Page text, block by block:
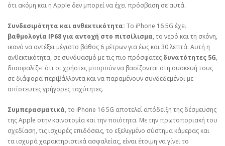
ότι ακόμη και η Apple δεν μπορεί να έχει πρόσβαση σε αυτά.
Συνδεσιμότητα και ανθεκτικότητα: Το iPhone 16 5G έχει
βαθμολογία IP68 για αντοχή στο πιτσίλισμα, το νερό και τη σκόνη,
ικανό να αντέξει μέγιστο βάθος 6 μέτρων για έως και 30 λεπτά. Αυτή η
ανθεκτικότητα, σε συνδυασμό με τις πιο πρόσφατες δυνατότητες 5G,
διασφαλίζει ότι οι χρήστες μπορούν να βασίζονται στη συσκευή τους
σε διάφορα περιβάλλοντα και να παραμένουν συνδεδεμένοι με
απίστευτες γρήγορες ταχύτητες.
Συμπερασματικά, το iPhone 16 5G αποτελεί απόδειξη της δέσμευσης
της Apple στην καινοτομία και την ποιότητα. Με την πρωτοποριακή του
σχεδίαση, τις ισχυρές επιδόσεις, το εξελιγμένο σύστημα κάμερας και
τα ισχυρά χαρακτηριστικά ασφαλείας, είναι έτοιμη να γίνει το